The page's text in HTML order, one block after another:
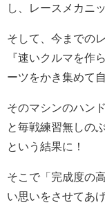
し、レースメカニ
そして、今までの
『速いクルマを作
ーツをかき集めて
そのマシンのハン
と毎戦練習無しの
という結果に！
そこで「完成度の
い思いをさせてあ